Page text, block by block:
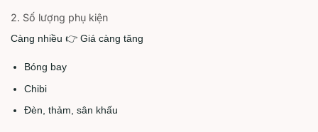
2. Số lượng phụ kiện
Càng nhiều 👉 Giá càng tăng
Bóng bay
Chibi
Đèn, thảm, sân khấu